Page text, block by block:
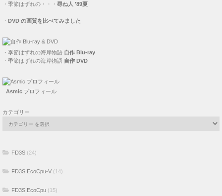
・ 季節はずれの・・・ 尋ね人 '89夏
・ DVD の画質を比べてみました
・ 季節はずれの海岸物語 自作 Blu-ray
・ 季節はずれの海岸物語 自作 DVD
Asmicプロフィール
カテゴリー
FD3S (24)
FD3S EcoCpu-V (14)
FD3S EcoCpu (15)